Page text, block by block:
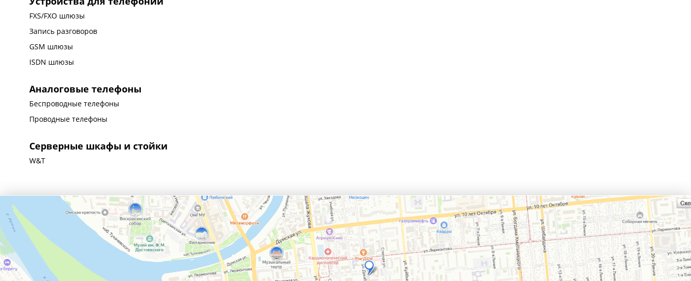
FXS/FXO шлюзы
Запись разговоров
GSM шлюзы
ISDN шлюзы
Аналоговые телефоны
Беспроводные телефоны
Проводные телефоны
Серверные шкафы и стойки
W&T